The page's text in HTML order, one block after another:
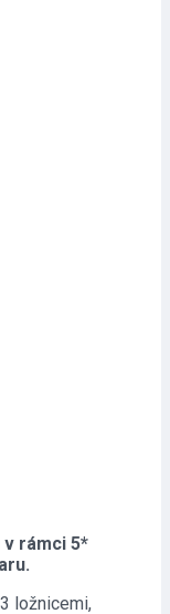
v rámci 5*
ložnicemi,